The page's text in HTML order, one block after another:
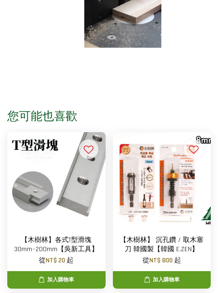
您可能也喜歡
【木樹林】各式T型滑塊
30mm~200mm【吳新工具】
從NT$ 20 起
加入購物車
【木樹林】 沉孔鑽 / 取木塞
刀 韓國製【韓國 E.ZEN】
從NT$ 800 起
加入購物車